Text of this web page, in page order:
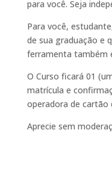
para você. Seja
Para você,
de sua graduação e
ferramenta também
O Curso ficará 01
matrícula e
operadora de cartão
Aprecie sem